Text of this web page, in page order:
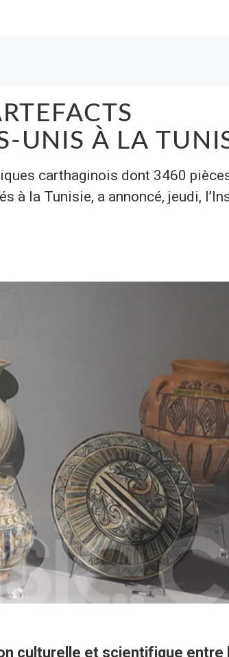
UNIS À LA
carthaginois dont 3460 pièces
à la Tunisie, a annoncé, jeudi,
culturelle et scientifique entre